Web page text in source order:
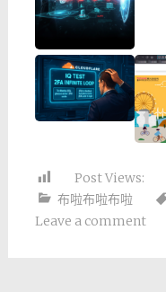
Post Views:
布啦布啦布啦
Leave a comment